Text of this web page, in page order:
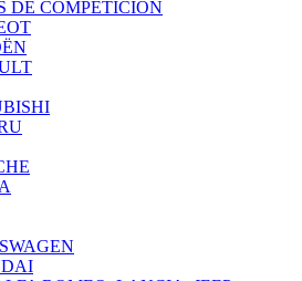
DE COMPETICIÓN